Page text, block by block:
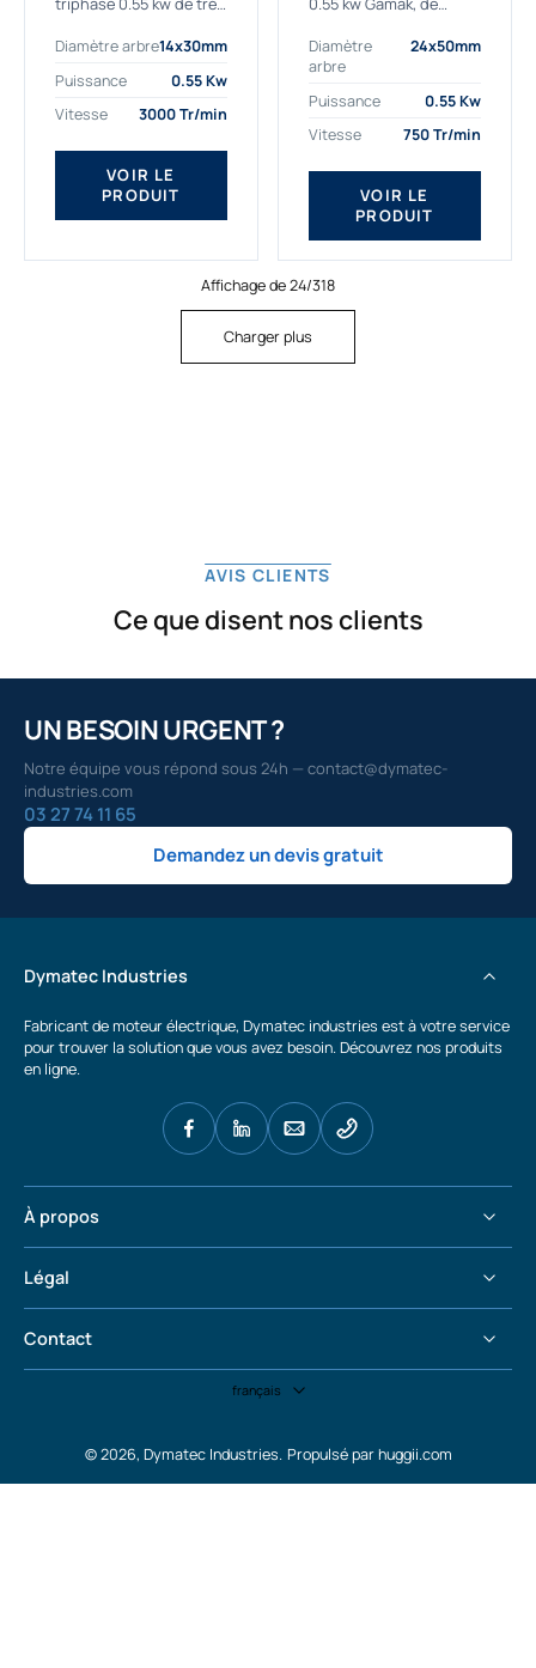
vos applications les
plus exigeantes.
triphasé 0.55
kw Gamak...
Diamètre arbre14x30mm
Puissance
0.55 Kw
Vitesse
3000 Tr/min
VOIR LE
PRODUIT
adapté à toutes les
applications. Nous
déterminons,
fournissons
des moteurs
asynchrones depuis
Diamètre
arbre
24x50mm
Puissance
0.55 Kw
Vitesse
750 Tr/min
VOIR LE
PRODUIT
Affichage de 24/318
Charger plus
AVIS CLIENTS
Ce que disent nos clients
UN BESOIN URGENT ?
Notre équipe vous répond sous 24h — contact@dymatec-
industries.com
03 27 74 11 65
Demandez un devis gratuit
Dymatec Industries
Fabricant de moteur électrique, Dymatec industries est à votre service
pour trouver la solution que vous avez besoin. Découvrez nos produits
en ligne.
À propos
Légal
Contact
français
© 2026, Dymatec Industries. Propulsé par huggii.com